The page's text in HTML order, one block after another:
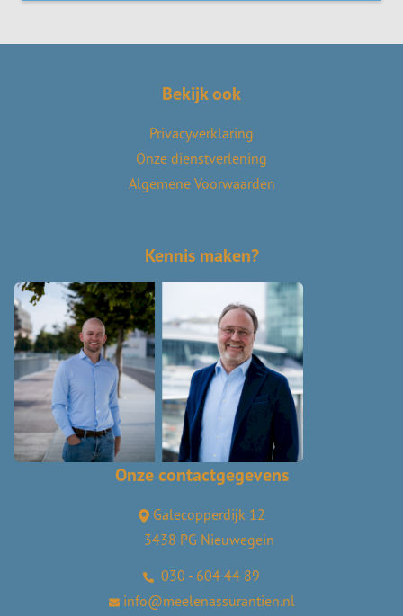
Bekijk ook
Privacyverklaring
Onze dienstverlening
Algemene Voorwaarden
Kennis maken?
Onze contactgegevens
Galecopperdijk 12
3438 PG Nieuwegein
030 - 604 44 89
info@meelenassurantien.nl